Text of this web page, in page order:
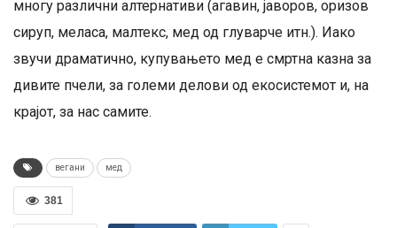
многу различни алтернативи (агавин, јаворов, оризов
сируп, меласа, малтекс, мед од глуварче итн.). Иако
звучи драматично, купувањето мед е смртна казна за
дивите пчели, за големи делови од екосистемот и, на
крајот, за нас самите.
вегани мед
381